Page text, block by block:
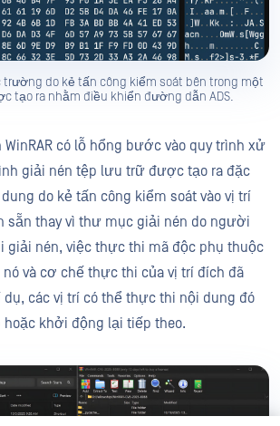
trường do kẻ tấn công kiểm soát bên trong một
tạo ra nhằm điều khiển đường dẫn ADS.
có lỗ hổng bước vào quy trình xử
giải nén tệp lưu trữ được tạo ra đặc
do kẻ tấn công kiểm soát vào vị trí
sẵn thay vì thư mục giải nén do người
giải nén, việc thực thi mã độc phụ thuộc
nó và cơ chế thực thi của vị trí đích đã
các vị trí có thể thực thi nội dung đó
hoặc khởi động lại tiếp theo.